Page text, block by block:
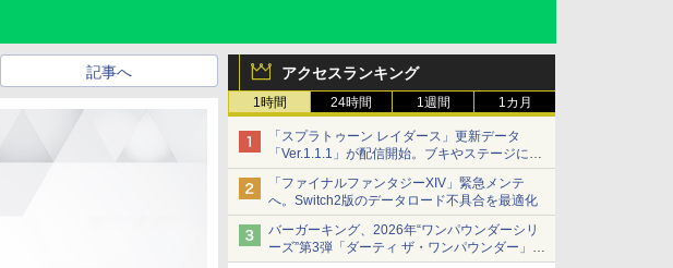
アクセスランキング
1時間 24時間 1週間 1カ月
「スプラトゥーン レイダース」更新データ
「Ver.1.1.1」が配信開始。ブキやステージに関
する不具合を修正
「ファイナルファンタジーXIV」緊急メンテ
へ。Switch2版のデータロード不具合を最適化
バーガーキング、2026年“ワンパウンダーシリ
ーズ”第3弾「ダーティ ザ・ワンパウンダー」を
8月7日発売
記事へ